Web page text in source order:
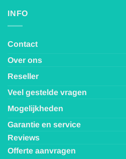
INFO
Contact
Over ons
Reseller
Veel gestelde vragen
Mogelijkheden
Garantie en service
Reviews
Offerte aanvragen